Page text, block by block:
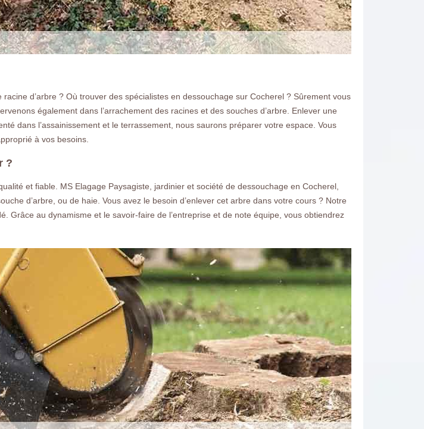
d’arbre ? Où trouver des spécialistes en dessouchage sur Cocherel ? Sûrement vous
également dans l’arrachement des racines et des souches d’arbre. Enlever une
dans l’assainissement et le terrassement, nous saurons préparer votre espace. Vous
à vos besoins.
?
et fiable. MS Elagage Paysagiste, jardinier et société de dessouchage en Cocherel,
d’arbre, ou de haie. Vous avez le besoin d’enlever cet arbre dans votre cours ? Notre
Grâce au dynamisme et le savoir-faire de l’entreprise et de note équipe, vous obtiendrez